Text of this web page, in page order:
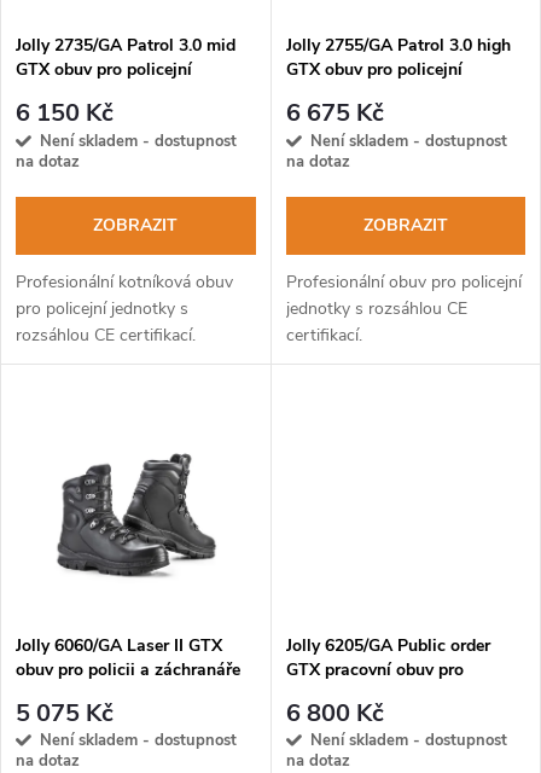
p
r
o
d
u
k
s
p
r
o
d
u
Jolly 2735/GA Patrol 3.0 mid
GTX obuv pro policejní
6 150 Kč
Není skladem - dostupnost
na dotaz
ZOBRAZIT
Profesionální kotníková obuv
pro policejní jednotky s
rozsáhlou CE certifikací.
Jolly 2755/GA Patrol 3.0 high
GTX obuv pro policejní
6 675 Kč
Není skladem - dostupnost
na dotaz
ZOBRAZIT
Profesionální obuv pro policejní
jednotky s rozsáhlou CE
certifikací.
Jolly 6060/GA Laser II GTX
obuv pro policii a záchranáře
5 075 Kč
Není skladem - dostupnost
na dotaz
Jolly 6205/GA Public order
GTX pracovní obuv pro
6 800 Kč
Není skladem - dostupnost
na dotaz